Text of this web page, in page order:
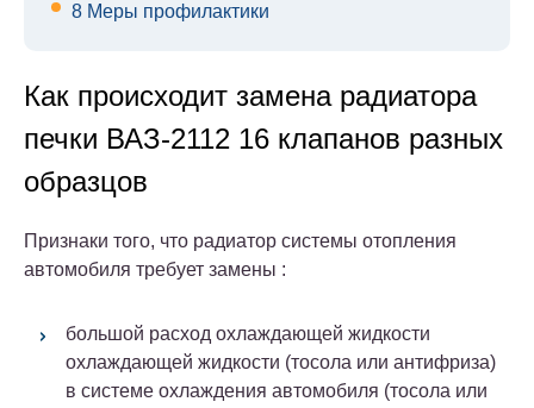
8 Меры профилактики
Как происходит замена радиатора
печки ВАЗ-2112 16 клапанов разных
образцов
Признаки того, что радиатор системы отопления
автомобиля требует замены :
большой расход охлаждающей жидкости
охлаждающей жидкости (тосола или антифриза)
в системе охлаждения автомобиля (тосола или